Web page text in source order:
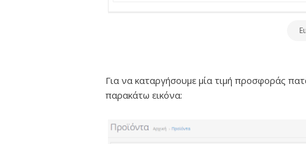
Για να καταργήσουμε μία τιμή προσφοράς
παρακάτω εικόνα: